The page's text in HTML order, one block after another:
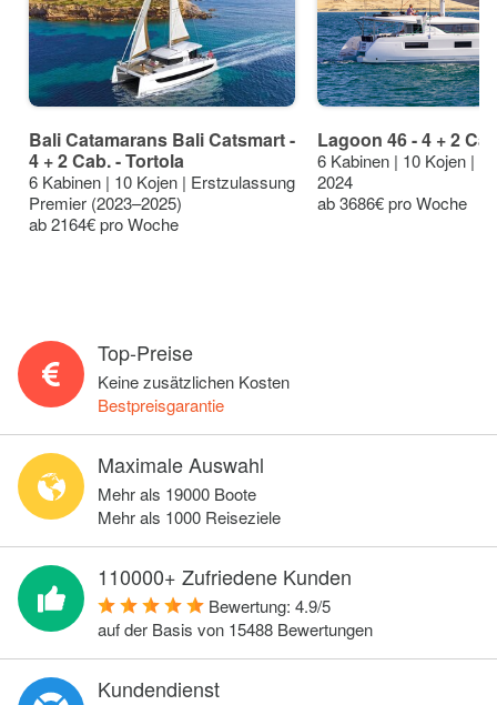
Bali Catamarans Bali Catsmart -
4 + 2 Cab. - Tortola
6 Kabinen | 10 Kojen | Erstzulassung
Premier (2023–2025)
ab 2164€ pro Woche
Lagoon 46 - 4 + 2
6 Kabinen | 10 Kojen |
2024
ab 3686€ pro Woche
Top-Preise
Keine zusätzlichen Kosten
Bestpreisgarantie
Maximale Auswahl
Mehr als 19000 Boote
Mehr als 1000 Reiseziele
110000+ Zufriedene Kunden
Bewertung: 4.9/5
auf der Basis von 15488 Bewertungen
Kundendienst